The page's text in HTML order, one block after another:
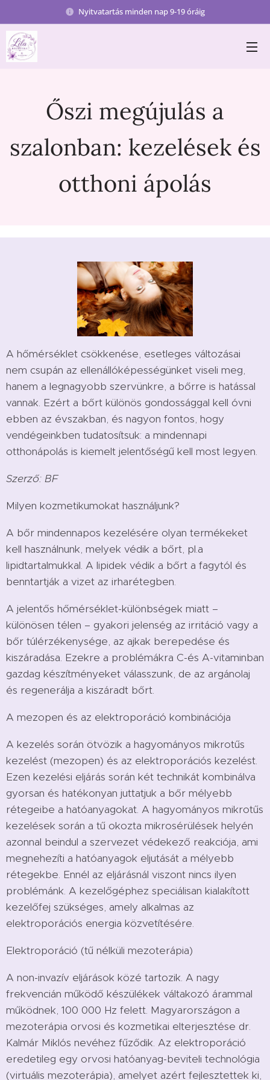
Nyitvatartás minden nap 9-19 óráig
Őszi megújulás a
szalonban: kezelések és
otthoni ápolás
A hőmérséklet csökkenése, esetleges változásai
nem csupán az ellenállóképességünket viseli meg,
hanem a legnagyobb szervünkre, a bőrre is hatással
vannak. Ezért a bőrt különös gondossággal kell óvni
ebben az évszakban, és nagyon fontos, hogy
vendégeinkben tudatosítsuk: a mindennapi
otthonápolás is kiemelt jelentőségű kell most legyen.
Szerző: BF
Milyen kozmetikumokat használjunk?
A bőr mindennapos kezelésére olyan termékeket
kell használnunk, melyek védik a bőrt, pl.a
lipidtartalmukkal. A lipidek védik a bőrt a fagytól és
benntartják a vizet az irharétegben.
A jelentős hőmérséklet-különbségek miatt –
különösen télen – gyakori jelenség az irritáció vagy a
bőr túlérzékenysége, az ajkak berepedése és
kiszáradása. Ezekre a problémákra C-és A-vitaminban
gazdag készítményeket válasszunk, de az argánolaj
és regenerálja a kiszáradt bőrt.
A mezopen és az elektroporáció kombinációja
A kezelés során ötvözik a hagyományos mikrotűs
kezelést (mezopen) és az elektroporációs kezelést.
Ezen kezelési eljárás során két technikát kombinálva
gyorsan és hatékonyan juttatjuk a bőr mélyebb
rétegeibe a hatóanyagokat. A hagyományos mikrotűs
kezelések során a tű okozta mikrosérülések helyén
azonnal beindul a szervezet védekező reakciója, ami
megnehezíti a hatóanyagok eljutását a mélyebb
rétegekbe. Ennél az eljárásnál viszont nincs ilyen
problémánk. A kezelőgéphez speciálisan kialakított
kezelőfej szükséges, amely alkalmas az
elektroporációs energia közvetítésére.
Elektroporáció (tű nélküli mezoterápia)
A non-invazív eljárások közé tartozik. A nagy
frekvencián működő készülékek váltakozó árammal
működnek, 100 000 Hz felett. Magyarországon a
mezoterápia orvosi és kozmetikai elterjesztése dr.
Kalmár Miklós nevéhez fűződik. Az elektroporáció
eredetileg egy orvosi hatóanyag-beviteli technológia
(virtuális mezoterápia), amelyet azért fejlesztettek ki,